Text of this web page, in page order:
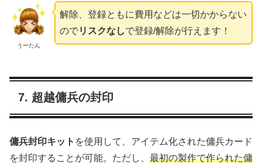
うーたん
解除、登録ともに費用などは一切かからない
のでリスクなしで登録/解除が行えます！
7. 超越傭兵の封印
傭兵封印キット を使用して、アイテム化された傭兵カード
を封印することが可能。ただし、 最初の製作で作られた傭